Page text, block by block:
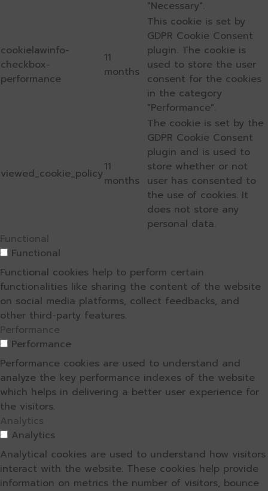
"Necessary".
cookielawinfo-
checkbox-
performance
11
months
This cookie is set by
GDPR Cookie Consent
plugin. The cookie is
used to store the user
consent for the cookies
in the category
"Performance".
viewed_cookie_policy11
months
The cookie is set by the
GDPR Cookie Consent
plugin and is used to
store whether or not
user has consented to
the use of cookies. It
does not store any
personal data.
Functional
Functional
Functional cookies help to perform certain
functionalities like sharing the content of the website
on social media platforms, collect feedbacks, and
other third-party features.
Performance
Performance
Performance cookies are used to understand and
analyze the key performance indexes of the website
which helps in delivering a better user experience for
the visitors.
Analytics
Analytics
Analytical cookies are used to understand how visitors
interact with the website. These cookies help provide
information on metrics the number of visitors, bounce